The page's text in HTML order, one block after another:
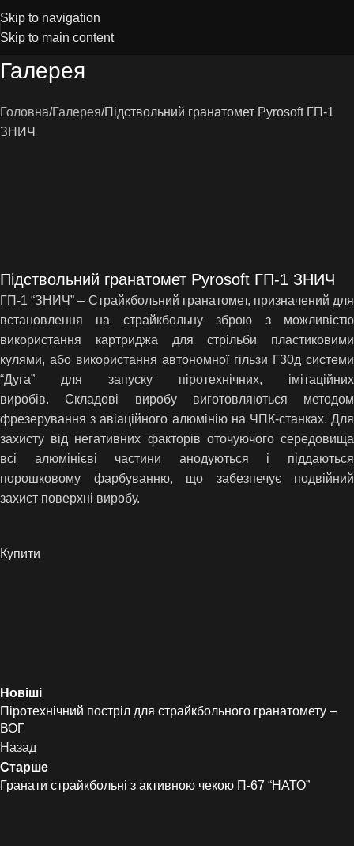
Skip to navigation
Skip to main content
Галерея
Головна Галерея Підствольний гранатомет Pyrosoft ГП-1
ЗНИЧ
Підствольний гранатомет Pyrosoft ГП-1 ЗНИЧ
ГП-1 “ЗНИЧ” – Страйкбольний гранатомет, призначений для
встановлення на страйкбольну зброю з можливістю
використання картриджа для стрільби пластиковими
кулями, або використання автономної гільзи Г30д системи
“Дуга” для запуску піротехнічних, імітаційних
виробів. Складові виробу виготовляються методом
фрезерування з авіаційного алюмінію на ЧПК-станках. Для
захисту від негативних факторів оточуючого середовища
всі алюмінієві частини анодуються і піддаються
порошковому фарбуванню, що забезпечує подвійний
захист поверхні виробу.
Купити
Новіші
Піротехнічний постріл для страйкбольного гранатомету –
ВОГ
Назад
Старше
Гранати страйкбольні з активною чекою П-67 “НАТО”